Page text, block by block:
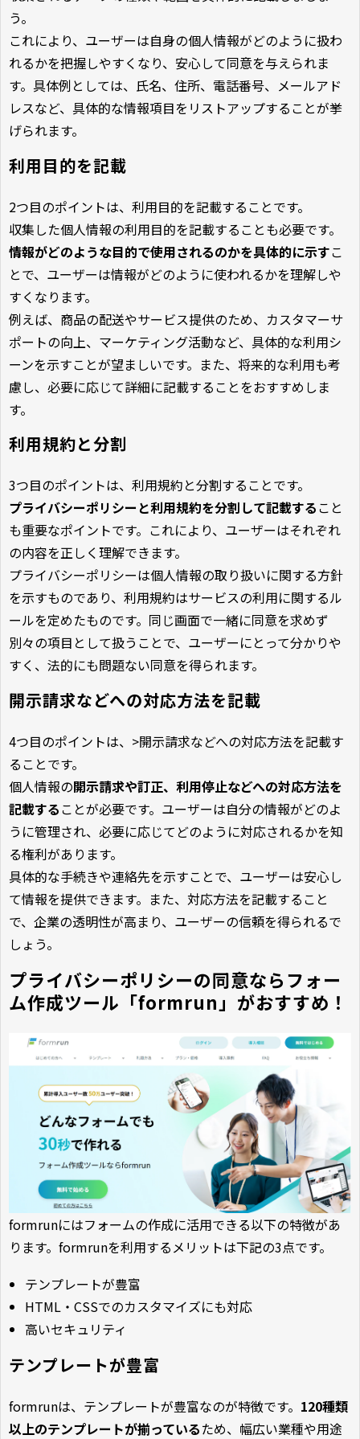
う。
これにより、ユーザーは自身の個人情報がどのように扱わ
れるかを把握しやすくなり、安心して同意を与えられま
す。具体例としては、氏名、住所、電話番号、メールアド
レスなど、具体的な情報項目をリストアップすることが挙
げられます。
利用目的を記載
2つ目のポイントは、利用目的を記載することです。
収集した個人情報の利用目的を記載することも必要です。
情報がどのような目的で使用されるのかを具体的に示すこ
とで、ユーザーは情報がどのように使われるかを理解しや
すくなります。
例えば、商品の配送やサービス提供のため、カスタマーサ
ポートの向上、マーケティング活動など、具体的な利用シ
ーンを示すことが望ましいです。また、将来的な利用も考
慮し、必要に応じて詳細に記載することをおすすめしま
す。
利用規約と分割
3つ目のポイントは、利用規約と分割することです。
プライバシーポリシーと利用規約を分割して記載すること
も重要なポイントです。これにより、ユーザーはそれぞれ
の内容を正しく理解できます。
プライバシーポリシーは個人情報の取り扱いに関する方針
を示すものであり、利用規約はサービスの利用に関するル
ールを定めたものです。同じ画面で一緒に同意を求めず
別々の項目として扱うことで、ユーザーにとって分かりや
すく、法的にも問題ない同意を得られます。
開示請求などへの対応方法を記載
4つ目のポイントは、>開示請求などへの対応方法を記載す
ることです。
個人情報の開示請求や訂正、利用停止などへの対応方法を
記載することが必要です。ユーザーは自分の情報がどのよ
うに管理され、必要に応じてどのように対応されるかを知
る権利があります。
具体的な手続きや連絡先を示すことで、ユーザーは安心し
て情報を提供できます。また、対応方法を記載すること
で、企業の透明性が高まり、ユーザーの信頼を得られるで
しょう。
プライバシーポリシーの同意ならフォー
ム作成ツール「formrun」がおすすめ！
formrunにはフォームの作成に活用できる以下の特徴があ
ります。formrunを利用するメリットは下記の3点です。
テンプレートが豊富
HTML・CSSでのカスタマイズにも対応
高いセキュリティ
テンプレートが豊富
formrunは、テンプレートが豊富なのが特徴です。 120種類
以上のテンプレートが揃っているため、幅広い業種や用途